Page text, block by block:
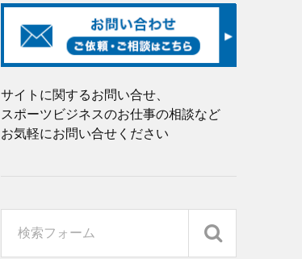
サイトに関するお問い合せ、
スポーツビジネスのお仕事の相談など
お気軽にお問い合せください